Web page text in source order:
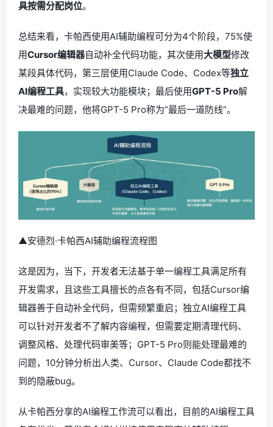
具按需分配岗位。
总结来看，卡帕西使用AI辅助编程可分为4个阶段，75%使
用Cursor编辑器自动补全代码功能，其次使用大模型修改
某段具体代码，第三层使用Claude Code、Codex等独立
AI编程工具，实现较大功能模块；最后使用GPT-5 Pro解
决最难的问题，他将GPT-5 Pro称为“最后一道防线”。
▲安德烈·卡帕西AI辅助编程流程图
这是因为，当下，开发者无法基于单一编程工具满足所有
开发需求，且这些工具擅长的点各有不同，包括Cursor编
辑器善于自动补全代码，但需频繁重启；独立AI编程工具
可以针对开发者不了解内容编程，但需要定期清理代码、
调整风格、处理代码审美等；GPT-5 Pro则能处理最难的
问题，10分钟分析出人类、Cursor、Claude Code都找不
到的隐蔽bug。
从卡帕西分享的AI编程工作流可以看出，目前的AI编程工具